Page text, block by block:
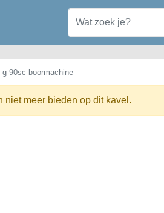
g-90sc boormachine
niet meer bieden op dit kavel.